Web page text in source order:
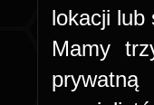
lokacji lub
Mamy